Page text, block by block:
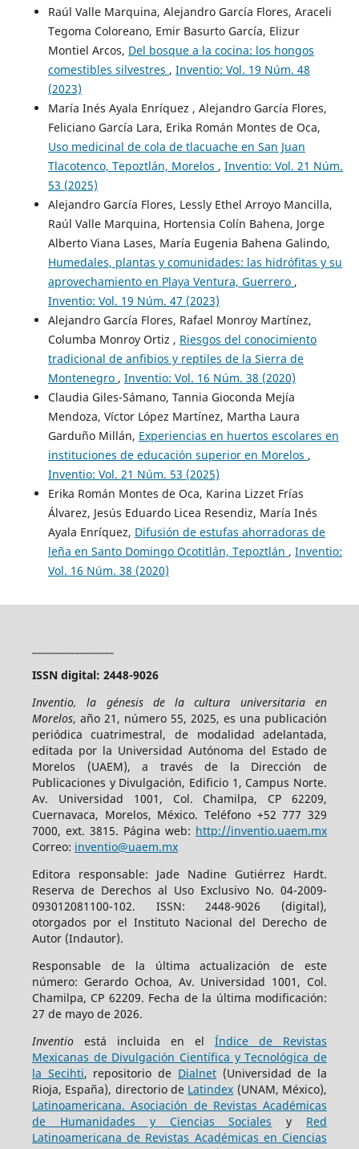
Raúl Valle Marquina, Alejandro García Flores, Araceli
Tegoma Coloreano, Emir Basurto García, Elizur
Montiel Arcos, Del bosque a la cocina: los hongos
comestibles silvestres , Inventio: Vol. 19 Núm. 48
(2023)
María Inés Ayala Enríquez , Alejandro García Flores,
Feliciano García Lara, Erika Román Montes de Oca,
Uso medicinal de cola de tlacuache en San Juan
Tlacotenco, Tepoztlán, Morelos , Inventio: Vol. 21 Núm.
53 (2025)
Alejandro García Flores, Lessly Ethel Arroyo Mancilla,
Raúl Valle Marquina, Hortensia Colín Bahena, Jorge
Alberto Viana Lases, María Eugenia Bahena Galindo,
Humedales, plantas y comunidades: las hidrófitas y su
aprovechamiento en Playa Ventura, Guerrero ,
Inventio: Vol. 19 Núm. 47 (2023)
Alejandro García Flores, Rafael Monroy Martínez,
Columba Monroy Ortiz , Riesgos del conocimiento
tradicional de anfibios y reptiles de la Sierra de
Montenegro , Inventio: Vol. 16 Núm. 38 (2020)
Claudia Giles-Sámano, Tannia Gioconda Mejía
Mendoza, Víctor López Martínez, Martha Laura
Garduño Millán, Experiencias en huertos escolares en
instituciones de educación superior en Morelos ,
Inventio: Vol. 21 Núm. 53 (2025)
Erika Román Montes de Oca, Karina Lizzet Frías
Álvarez, Jesús Eduardo Licea Resendiz, María Inés
Ayala Enríquez, Difusión de estufas ahorradoras de
leña en Santo Domingo Ocotitlán, Tepoztlán , Inventio:
Vol. 16 Núm. 38 (2020)
ISSN digital: 2448-9026
Inventio, la génesis de la cultura universitaria en
Morelos, año 21, número 55, 2025, es una publicación
periódica cuatrimestral, de modalidad adelantada,
editada por la Universidad Autónoma del Estado de
Morelos (UAEM), a través de la Dirección de
Publicaciones y Divulgación, Edificio 1, Campus Norte.
Av. Universidad 1001, Col. Chamilpa, CP 62209,
Cuernavaca, Morelos, México. Teléfono +52 777 329
7000, ext. 3815. Página web: http://inventio.uaem.mx
Correo: inventio@uaem.mx
Editora responsable: Jade Nadine Gutiérrez Hardt.
Reserva de Derechos al Uso Exclusivo No. 04-2009-
093012081100-102. ISSN: 2448-9026 (digital),
otorgados por el Instituto Nacional del Derecho de
Autor (Indautor).
Responsable de la última actualización de este
número: Gerardo Ochoa, Av. Universidad 1001, Col.
Chamilpa, CP 62209. Fecha de la última modificación:
27 de mayo de 2026.
Inventioestá incluida en elÍndice de Revistas
Mexicanas de Divulgación Científica y Tecnológica de
la Secihti, repositorio de Dialnet(Universidad de la
Rioja, España), directorio de Latindex (UNAM, México),
Latinoamericana. Asociación de Revistas Académicas
de Humanidades y Ciencias Sociales y Red
Latinoamericana de Revistas Académicas en Ciencias